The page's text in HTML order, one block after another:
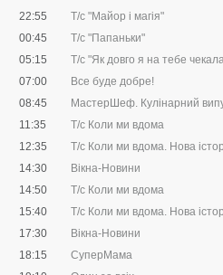
22:55
Т/с "Майор і магія"
00:45
Т/с "Папаньки"
05:15
Т/с "Як довго я на тебе
07:00
Все буде добре!
08:45
МастерШеф. Кулінарний
11:35
Т/с Коли ми вдома
12:35
Т/с Коли ми вдома. Нова
14:30
Вікна-Новини
14:50
Т/с Коли ми вдома
15:40
Т/с Коли ми вдома. Нова
17:30
Вікна-Новини
18:15
СуперМама